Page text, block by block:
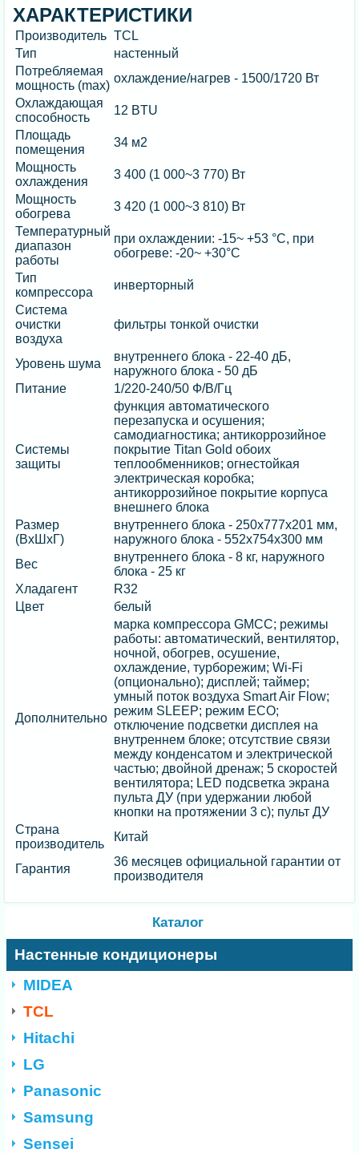
ХАРАКТЕРИСТИКИ
Производитель TCL
Тип
настенный
Потребляемая
мощность (max)
охлаждение/нагрев - 1500/1720 Вт
Охлаждающая
способность
12 BTU
Площадь
помещения
34 м2
Мощность
охлаждения
3 400 (1 000~3 770) Вт
Мощность
обогрева
3 420 (1 000~3 810) Вт
Температурный
диапазон
работы
при охлаждении: -15~ +53 °C, при
обогреве: -20~ +30°C
Тип
компрессора
инверторный
Система
очистки
воздуха
фильтры тонкой очистки
Уровень шума
внутреннего блока - 22-40 дБ,
наружного блока - 50 дБ
Питание
1/220-240/50 Ф/В/Гц
Системы
защиты
функция автоматического
перезапуска и осушения;
самодиагностика; антикоррозийное
покрытие Titan Gold обоих
теплообменников; огнестойкая
электрическая коробка;
антикоррозийное покрытие корпуса
внешнего блока
Размер
(ВхШхГ)
внутреннего блока - 250х777х201 мм,
наружного блока - 552х754х300 мм
Вес
внутреннего блока - 8 кг, наружного
блока - 25 кг
Хладагент
R32
Цвет
белый
Дополнительно
марка компрессора GMCC; режимы
работы: автоматический, вентилятор,
ночной, обогрев, осушение,
охлаждение, турборежим; Wi-Fi
(опционально); дисплей; таймер;
умный поток воздуха Smart Air Flow;
режим SLEEP; режим ECO;
отключение подсветки дисплея на
внутреннем блоке; отсутствие связи
между конденсатом и электрической
частью; двойной дренаж; 5 скоростей
вентилятора; LED подсветка экрана
пульта ДУ (при удержании любой
кнопки на протяжении 3 с); пульт ДУ
Страна
производитель
Китай
Гарантия
36 месяцев официальной гарантии от
производителя
Каталог
Настенные кондиционеры
MIDEA
TCL
Hitachi
LG
Panasonic
Samsung
Sensei